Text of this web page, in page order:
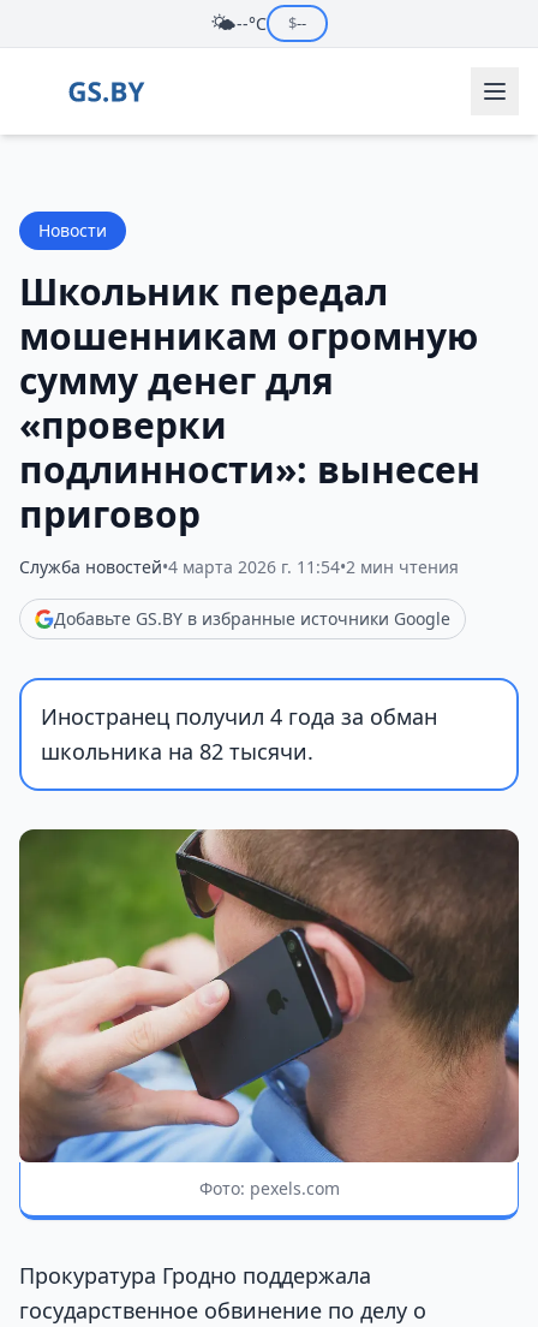
🌤️--°C $--
Новости
Школьник передал
мошенникам огромную
сумму денег для
«проверки
подлинности»: вынесен
приговор
Служба новостей•4 марта 2026 г. 11:54•2 мин чтения
Добавьте GS.BY в избранные источники Google
Иностранец получил 4 года за обман
школьника на 82 тысячи.
Фото: pexels.com
Прокуратура Гродно поддержала
государственное обвинение по делу о